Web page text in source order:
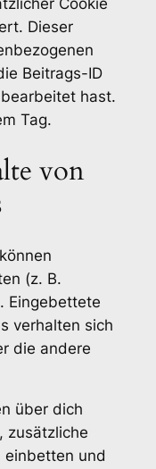
Cookie
Dieser
Beitrags-ID
hast.
Tag.
von
(z. B.
Eingebettete
verhalten sich
die andere
über dich
zusätzliche
einbetten und